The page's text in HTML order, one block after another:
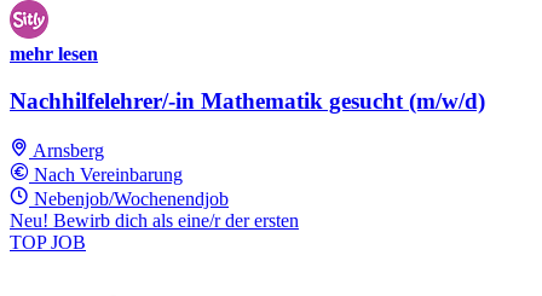
mehr lesen
Nachhilfelehrer/-in Mathematik gesucht (m/w/d)
Arnsberg
Nach Vereinbarung
Nebenjob/Wochenendjob
Neu! Bewirb dich als eine/r der ersten
TOP JOB